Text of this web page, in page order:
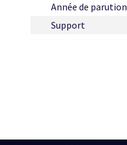
Année de parution
Support